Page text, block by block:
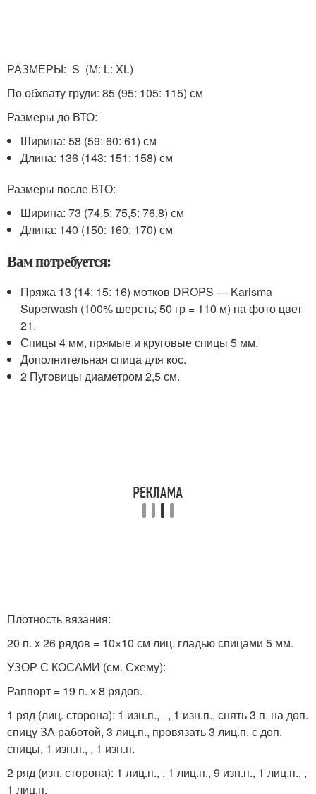
РАЗМЕРЫ: S (М: L: XL)
По обхвату груди: 85 (95: 105: 115) см
Размеры до ВТО:
Ширина: 58 (59: 60: 61) см
Длина: 136 (143: 151: 158) см
Размеры после ВТО:
Ширина: 73 (74,5: 75,5: 76,8) см
Длина: 140 (150: 160: 170) см
Вам потребуется:
Пряжа 13 (14: 15: 16) мотков DROPS — Karisma
Superwash (100% шерсть; 50 гр = 110 м) на фото цвет
21.
Спицы 4 мм, прямые и круговые спицы 5 мм.
Дополнительная спица для кос.
2 Пуговицы диаметром 2,5 см.
Плотность вязания:
20 п. х 26 рядов = 10×10 см лиц. гладью спицами 5 мм.
УЗОР С КОСАМИ (см. Схему):
Раппорт = 19 п. х 8 рядов.
1 ряд (лиц. сторона): 1 изн.п., , 1 изн.п., снять 3 п. на доп.
спицу ЗА работой, 3 лиц.п., провязать 3 лиц.п. с доп.
спицы, 1 изн.п., , 1 изн.п.
2 ряд (изн. сторона): 1 лиц.п., , 1 лиц.п., 9 изн.п., 1 лиц.п., ,
1 лиц.п.